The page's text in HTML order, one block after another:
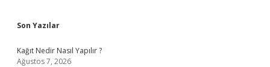
Sidebar
Son Yazılar
Kağıt Nedir Nasıl Yapılır ?
Ağustos 7, 2026